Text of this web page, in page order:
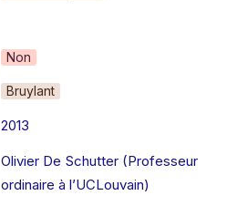
Non
Bruylant
2013
Olivier De Schutter (Professeur
ordinaire à l’UCLouvain)